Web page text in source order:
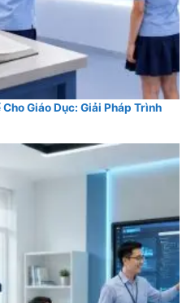
Giáo Dục: Giải Pháp Trình